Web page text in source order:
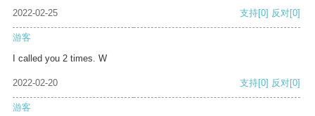
2022-02-25 支持[0] 反对[0]
游客
I called you 2 times. W
2022-02-20 支持[0] 反对[0]
游客